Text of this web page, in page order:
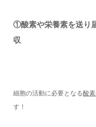
①酸素や栄養素を送り
収
細胞の活動に必要となる酸
す！